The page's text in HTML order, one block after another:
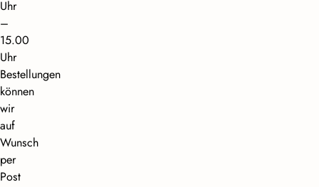
Uhr
–
15.00
Uhr
Bestellungen
können
wir
auf
Wunsch
per
Post